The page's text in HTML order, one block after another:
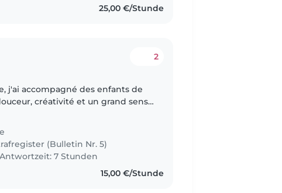
25,00 €/Stunde
2
j'ai accompagné des enfants de
créativité et un grand sens
(Bulletin Nr. 5)
7 Stunden
15,00 €/Stunde